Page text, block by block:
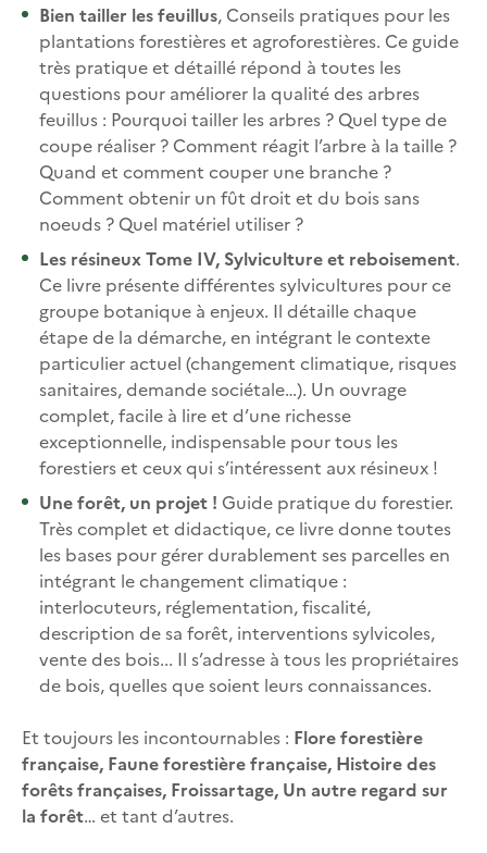
Bien tailler les feuillus, Conseils pratiques pour les
plantations forestières et agroforestières. Ce guide
très pratique et détaillé répond à toutes les
questions pour améliorer la qualité des arbres
feuillus : Pourquoi tailler les arbres ? Quel type de
coupe réaliser ? Comment réagit l’arbre à la taille ?
Quand et comment couper une branche ?
Comment obtenir un fût droit et du bois sans
noeuds ? Quel matériel utiliser ?
Les résineux Tome IV, Sylviculture et reboisement.
Ce livre présente différentes sylvicultures pour ce
groupe botanique à enjeux. Il détaille chaque
étape de la démarche, en intégrant le contexte
particulier actuel (changement climatique, risques
sanitaires, demande sociétale…). Un ouvrage
complet, facile à lire et d’une richesse
exceptionnelle, indispensable pour tous les
forestiers et ceux qui s’intéressent aux résineux !
Une forêt, un projet ! Guide pratique du forestier.
Très complet et didactique, ce livre donne toutes
les bases pour gérer durablement ses parcelles en
intégrant le changement climatique :
interlocuteurs, réglementation, fiscalité,
description de sa forêt, interventions sylvicoles,
vente des bois... Il s’adresse à tous les propriétaires
de bois, quelles que soient leurs connaissances.
Et toujours les incontournables : Flore forestière
française, Faune forestière française, Histoire des
forêts françaises, Froissartage, Un autre regard sur
la forêt… et tant d’autres.